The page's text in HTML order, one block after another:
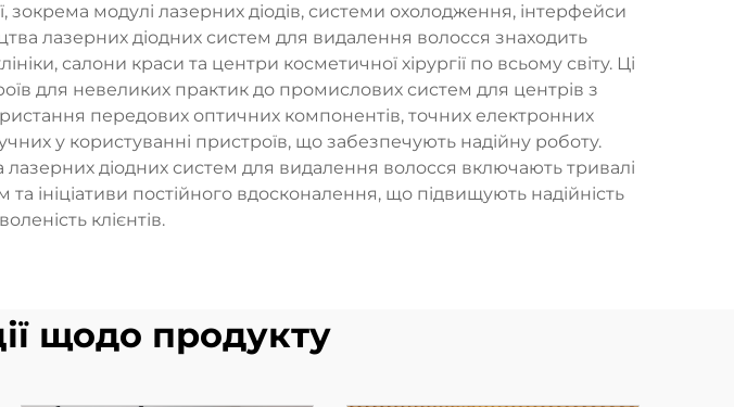
зокрема модулі лазерних діодів, системи охолодження, інтерфейси
лазерних діодних систем для видалення волосся знаходить
салони краси та центри косметичної хірургії по всьому світу. Ці
для невеликих практик до промислових систем для центрів з
передових оптичних компонентів, точних електронних
у користуванні пристроїв, що забезпечують надійну роботу.
діодних систем для видалення волосся включають тривалі
ініціативи постійного вдосконалення, що підвищують надійність
клієнтів.
щодо продукту